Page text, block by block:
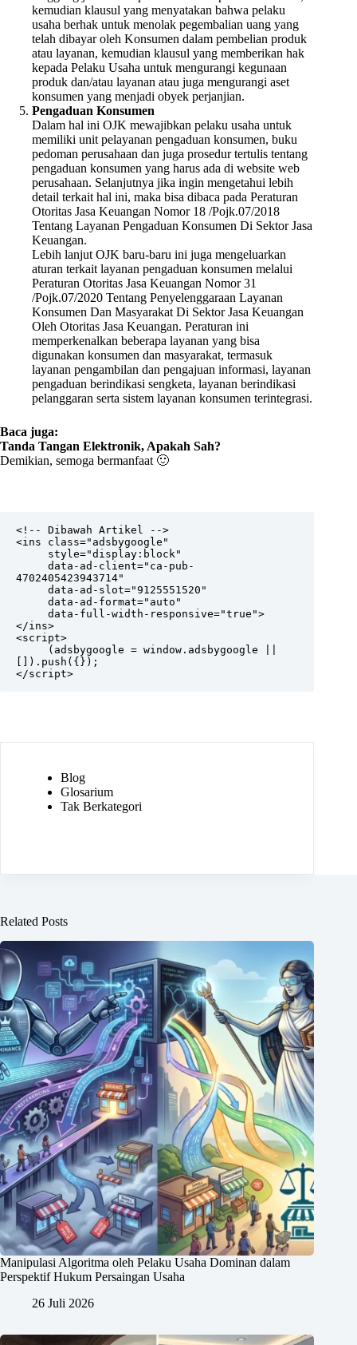
kemudian klausul yang menyatakan bahwa pelaku
usaha berhak untuk menolak pegembalian uang yang
telah dibayar oleh Konsumen dalam pembelian produk
atau layanan, kemudian klausul yang memberikan hak
kepada Pelaku Usaha untuk mengurangi kegunaan
produk dan/atau layanan atau juga mengurangi aset
konsumen yang menjadi obyek perjanjian.
Pengaduan Konsumen
Dalam hal ini OJK mewajibkan pelaku usaha untuk
memiliki unit pelayanan pengaduan konsumen, buku
pedoman perusahaan dan juga prosedur tertulis tentang
pengaduan konsumen yang harus ada di website web
perusahaan. Selanjutnya jika ingin mengetahui lebih
detail terkait hal ini, maka bisa dibaca pada Peraturan
Otoritas Jasa Keuangan Nomor 18 /Pojk.07/2018
Tentang Layanan Pengaduan Konsumen Di Sektor Jasa
Keuangan.
Lebih lanjut OJK baru-baru ini juga mengeluarkan
aturan terkait layanan pengaduan konsumen melalui
Peraturan Otoritas Jasa Keuangan Nomor 31
/Pojk.07/2020 Tentang Penyelenggaraan Layanan
Konsumen Dan Masyarakat Di Sektor Jasa Keuangan
Oleh Otoritas Jasa Keuangan. Peraturan ini
memperkenalkan beberapa layanan yang bisa
digunakan konsumen dan masyarakat, termasuk
layanan pengambilan dan pengajuan informasi, layanan
pengaduan berindikasi sengketa, layanan berindikasi
pelanggaran serta sistem layanan konsumen terintegrasi.
Baca juga:
Tanda Tangan Elektronik, Apakah Sah?
Demikian, semoga bermanfaat 🙂
<!-- Dibawah Artikel -->
<ins class="adsbygoogle"
4702405423943714"
</ins>
<script>
[]).push({});
</script>
Blog
Glosarium
Tak Berkategori
Related Posts
Manipulasi Algoritma oleh Pelaku Usaha Dominan dalam
Perspektif Hukum Persaingan Usaha
26 Juli 2026